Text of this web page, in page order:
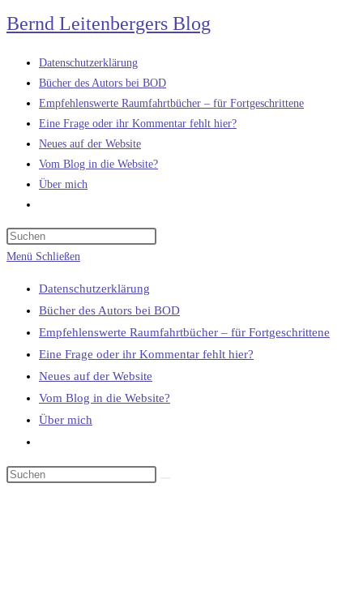
Zum
Inhalt
springen
Bernd Leitenbergers Blog
Datenschutzerklärung
Bücher des Autors bei BOD
Empfehlenswerte Raumfahrtbücher – für Fortgeschrittene
Eine Frage oder ihr Kommentar fehlt hier?
Neues auf der Website
Vom Blog in die Website?
Über mich
umschalten
Menü Schließen
Datenschutzerklärung
Bücher des Autors bei BOD
Empfehlenswerte Raumfahrtbücher – für Fortgeschrittene
Eine Frage oder ihr Kommentar fehlt hier?
Neues auf der Website
Vom Blog in die Website?
Über mich
umschalten